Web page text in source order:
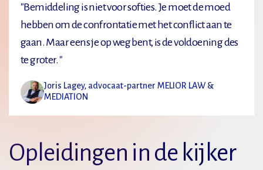
"Bemiddeling is niet voor softies. Je moet de moed
hebben om de confrontatie met het conflict aan te
gaan. Maar eens je op weg bent, is de voldoening des
te groter. "
Joris Lagey, advocaat-partner MELIOR LAW &
MEDIATION
Opleidingen in de kijker